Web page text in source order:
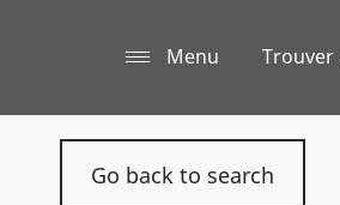
Menu Trouver
Go back to search